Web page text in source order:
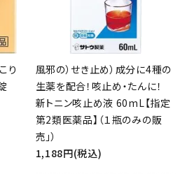
り
風邪の）せき止め）成分に4種の
生薬を配合！咳止め・たんに！
新トニン咳止め液 60mL【指定
第2類医薬品】（１瓶のみの販
売」）
1,188円(税込)